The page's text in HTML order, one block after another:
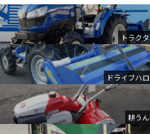
トラク
ドライブハ
耕う